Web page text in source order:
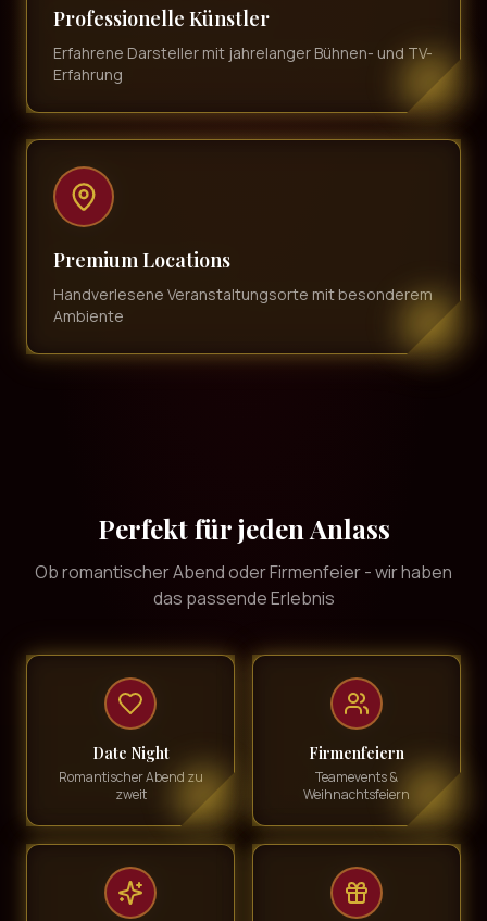
Professionelle Künstler
Erfahrene Darsteller mit jahrelanger Bühnen- und TV-
Erfahrung
Premium Locations
Handverlesene Veranstaltungsorte mit besonderem
Ambiente
Perfekt für jeden Anlass
Ob romantischer Abend oder Firmenfeier - wir haben
das passende Erlebnis
Date Night
Romantischer Abend zu
zweit
Firmenfeiern
Teamevents &
Weihnachtsfeiern